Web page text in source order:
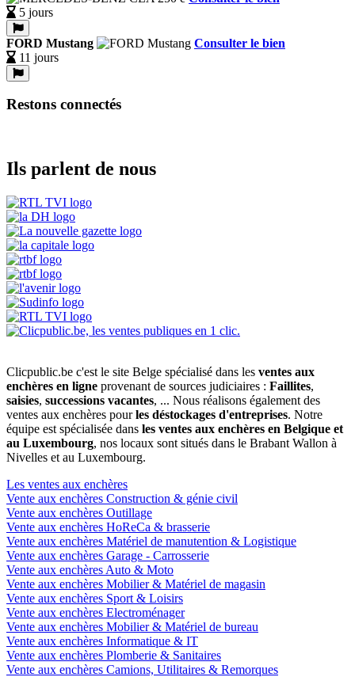
5 jours
FORD Mustang
Consulter le bien
11 jours
Restons connectés
Ils parlent de nous
Clicpublic.be c'est le site Belge spécialisé dans les ventes aux
enchères en ligne provenant de sources judiciaires : Faillites,
saisies, successions vacantes, ... Nous réalisons également des
ventes aux enchères pourles déstockages d'entreprises. Notre
équipe est spécialisée dans les ventes aux enchères en Belgique et
au Luxembourg, nos locaux sont situés dans le Brabant Wallon à
Nivelles et au Luxembourg.
Les ventes aux enchères
Vente aux enchères Construction & génie civil
Vente aux enchères Outillage
Vente aux enchères HoReCa & brasserie
Vente aux enchères Matériel de manutention & Logistique
Vente aux enchères Garage - Carrosserie
Vente aux enchères Auto & Moto
Vente aux enchères Mobilier & Matériel de magasin
Vente aux enchères Sport & Loisirs
Vente aux enchères Electroménager
Vente aux enchères Mobilier & Matériel de bureau
Vente aux enchères Informatique & IT
Vente aux enchères Plomberie & Sanitaires
Vente aux enchères Camions, Utilitaires & Remorques